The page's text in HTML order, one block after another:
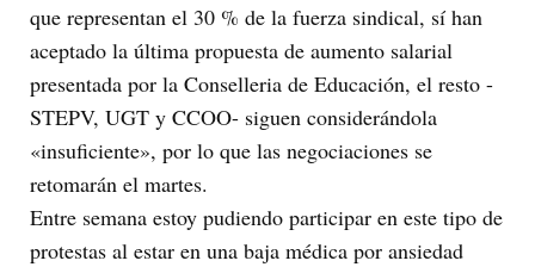
que representan el 30 % de la fuerza sindical, sí han
aceptado la última propuesta de aumento salarial
presentada por la Conselleria de Educación, el resto -
STEPV, UGT y CCOO- siguen considerándola
«insuficiente», por lo que las negociaciones se
retomarán el martes.
Entre semana estoy pudiendo participar en este tipo de
protestas al estar en una baja médica por ansiedad